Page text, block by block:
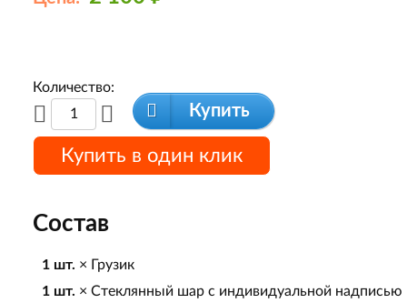
Количество:
Купить
Купить в один клик
Состав
1 шт. × Грузик
1 шт. × Стеклянный шар с индивидуальной надписью